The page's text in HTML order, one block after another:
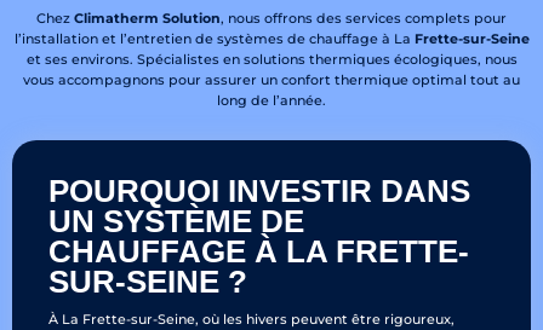
Chez Climatherm Solution, nous offrons des services complets pour
l’installation et l’entretien de systèmes de chauffage à La Frette-sur-Seine
et ses environs. Spécialistes en solutions thermiques écologiques, nous
vous accompagnons pour assurer un confort thermique optimal tout au
long de l’année.
POURQUOI INVESTIR DANS
UN SYSTÈME DE
CHAUFFAGE À LA FRETTE-
SUR-SEINE ?
À La Frette-sur-Seine, où les hivers peuvent être rigoureux,